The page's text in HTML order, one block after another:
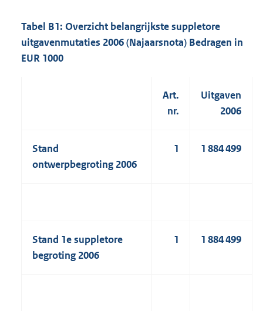
Tabel B1: Overzicht belangrijkste suppletore
uitgavenmutaties 2006 (Najaarsnota) Bedragen in
EUR 1000
Art.
nr.
Uitgaven
2006
Stand
ontwerpbegroting 2006
1 1 884 499
Stand 1e suppletore
begroting 2006
1 1 884 499